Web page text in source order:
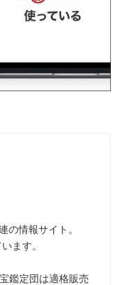
の情報サイト。
ます。
鑑定団は適格販売